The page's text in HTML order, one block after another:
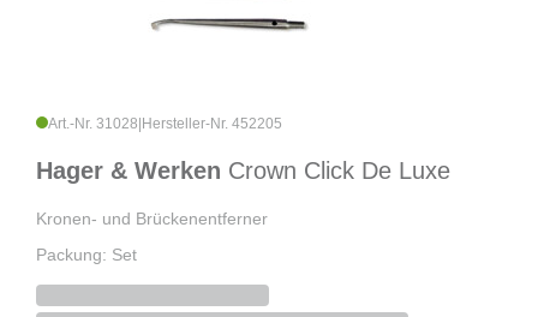
Art.-Nr. 31028 Hersteller-Nr. 452205
Hager & Werken Crown Click De Luxe
Kronen- und Brückenentferner
Packung: Set